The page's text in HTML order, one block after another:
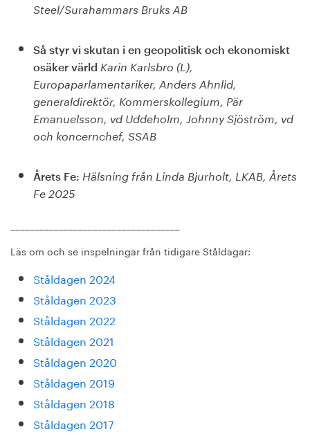
Steel/Surahammars Bruks AB
Så styr vi skutan i en geopolitisk och ekonomiskt
osäker värld Karin Karlsbro (L),
Europaparlamentariker, Anders Ahnlid,
generaldirektör, Kommerskollegium, Pär
Emanuelsson, vd Uddeholm, Johnny Sjöström, vd
och koncernchef, SSAB
Årets Fe: Hälsning från Linda Bjurholt, LKAB, Årets
Fe 2025
Läs om och se inspelningar från tidigare Ståldagar:
Ståldagen 2024
Ståldagen 2023
Ståldagen 2022
Ståldagen 2021
Ståldagen 2020
Ståldagen 2019
Ståldagen 2018
Ståldagen 2017